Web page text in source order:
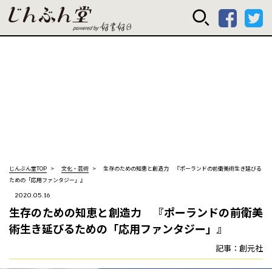
じんぶん堂
じんぶん堂TOP 文化・芸術
生存のための知恵と創造力 『ポーランドの前衛美術――生き延びる
ための「応用ファンタジー」』
2020.05.16
生存のための知恵と創造力 『ポーランドの前衛美
術――生き延びるための「応用ファンタジー」』
記事：創元社